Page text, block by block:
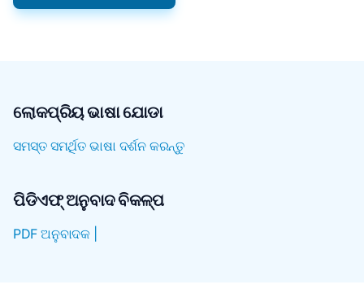
ଲୋକପ୍ରିୟ ଭାଷା ଯୋଡା
ସମସ୍ତ ସମର୍ଥିତ ଭାଷା ଦର୍ଶନ କରନ୍ତୁ
ପିଡିଏଫ୍ ଅନୁବାଦ ବିକଳ୍ପ
PDF ଅନୁବାଦକ |